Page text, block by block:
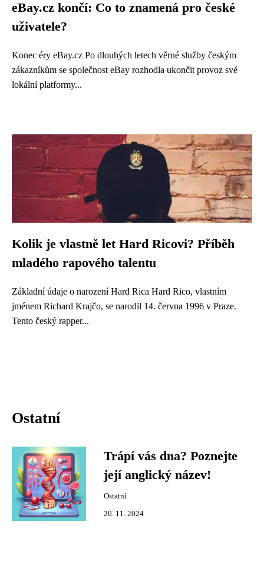
eBay.cz končí: Co to znamená pro české
uživatele?
Konec éry eBay.cz Po dlouhých letech věrné služby českým
zákazníkům se společnost eBay rozhodla ukončit provoz své
lokální platformy...
Kolik je vlastně let Hard Ricovi? Příběh
mladého rapového talentu
Základní údaje o narození Hard Rica Hard Rico, vlastním
jménem Richard Krajčo, se narodil 14. června 1996 v Praze.
Tento český rapper...
Ostatní
Trápí vás dna? Poznejte
její anglický název!
Ostatní
20. 11. 2024